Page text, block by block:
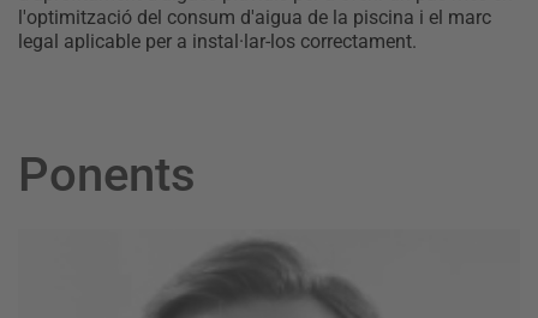
l'optimització del consum d'aigua de la piscina i el marc
legal aplicable per a instal·lar-los correctament.
Ponents